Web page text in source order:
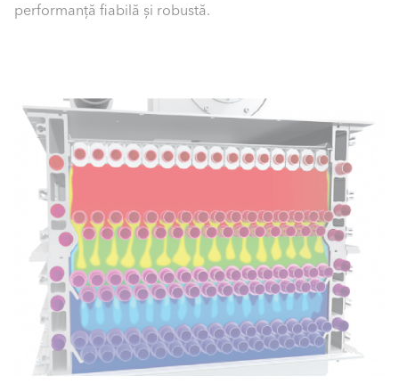
performanță fiabilă și robustă.